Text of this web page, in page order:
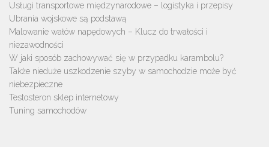
Usługi transportowe międzynarodowe – logistyka i przepisy
Ubrania wojskowe są podstawą
Malowanie wałów napędowych – Klucz do trwałości i
niezawodności
W jaki sposób zachowywać się w przypadku karambolu?
Także nieduże uszkodzenie szyby w samochodzie może być
niebezpieczne
Testosteron sklep internetowy
Tuning samochodów